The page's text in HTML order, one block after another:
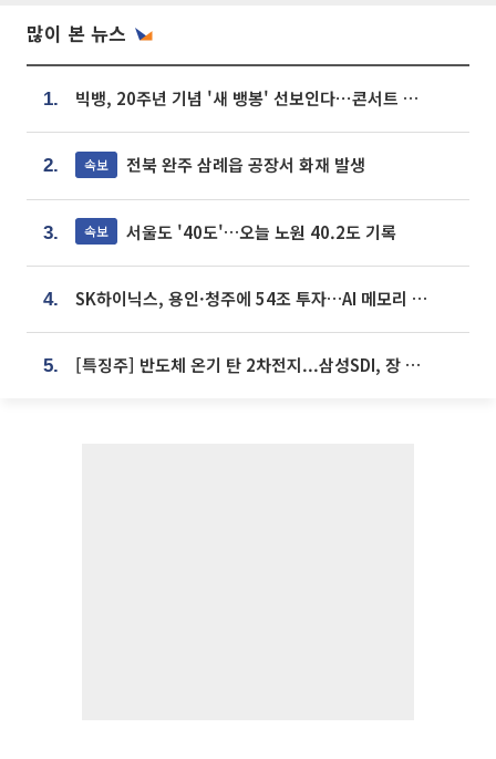
많이 본 뉴스
1. 빅뱅, 20주년 기념 '새 뱅봉' 선보인다⋯콘서트 앞두고 팝업 개최
2. 속보 전북 완주 삼례읍 공장서 화재 발생
3. 속보 서울도 '40도'…오늘 노원 40.2도 기록
4. SK하이닉스, 용인·청주에 54조 투자…AI 메모리 생산기지 키운다
5. [특징주] 반도체 온기 탄 2차전지...삼성SDI, 장 초반 7% 넘게 껑충